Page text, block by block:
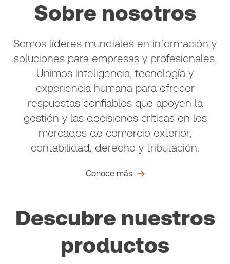
Sobre nosotros
Somos líderes mundiales en información y
soluciones para empresas y profesionales.
Unimos inteligencia, tecnología y
experiencia humana para ofrecer
respuestas confiables que apoyen la
gestión y las decisiones críticas en los
mercados de comercio exterior,
contabilidad, derecho y tributación.
Conoce más
Descubre nuestros
productos